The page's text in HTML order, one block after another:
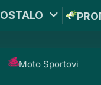
OSTALO
Moto Sportovi